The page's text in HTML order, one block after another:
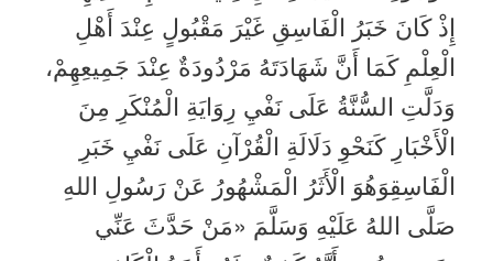
إِذْ كَانَ خَبَرُ الْفَاسِقِ غَيْرَ مَقْبُولٍ عِنْدَ أَهْلِ
الْعِلْمِ كَمَا أَنَّ شَهَادَتَهُ مَرْدُودَةٌ عِنْدَ جَمِيعِهِمْ،
وَدَلَّتِ السُّنَّةُ عَلَى نَفْيِ رِوَايَةِ الْمُنْكَرِ مِنَ
الْأَخْبَارِ كَنَحْوِ دَلَالَةِ الْقُرْآنِ عَلَى نَفْيِ خَبَرِ
الْفَاسِقِوَهُوَ الْأَثَرُ الْمَشْهُورُ عَنْ رَسُولِ اللهِ
صَلَّى اللهُ عَلَيْهِ وَسَلَّمَ «مَنْ حَدَّثَ عَنِّي